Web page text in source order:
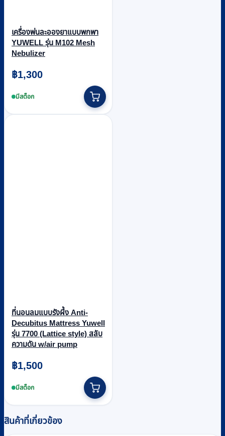
เครื่องพ่นละอองยาแบบพกพา
YUWELL รุ่น M102 Mesh
Nebulizer
฿1,300
มีสต็อก
ที่นอนลมแบบรังผึ้ง Anti-
Decubitus Mattress Yuwell
รุ่น 7700 (Lattice style) สลับ
ความดัน w/air pump
฿1,500
มีสต็อก
สินค้าที่เกี่ยวข้อง